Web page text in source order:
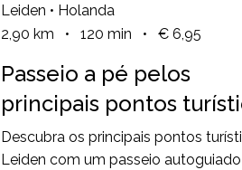
Leiden • Holanda
2,90 km • 120 min • € 6,95
Passeio a pé pelos
principais pontos
Leiden
Descubra os principais pontos
Leiden com um passeio